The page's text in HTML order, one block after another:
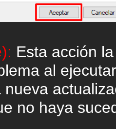
Esta acción
al
nueva
no haya